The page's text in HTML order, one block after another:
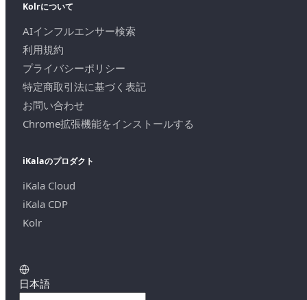
Kolrについて
AIインフルエンサー検索
利用規約
プライバシーポリシー
特定商取引法に基づく表記
お問い合わせ
Chrome拡張機能をインストールする
iKalaのプロダクト
iKala Cloud
iKala CDP
Kolr
日本語